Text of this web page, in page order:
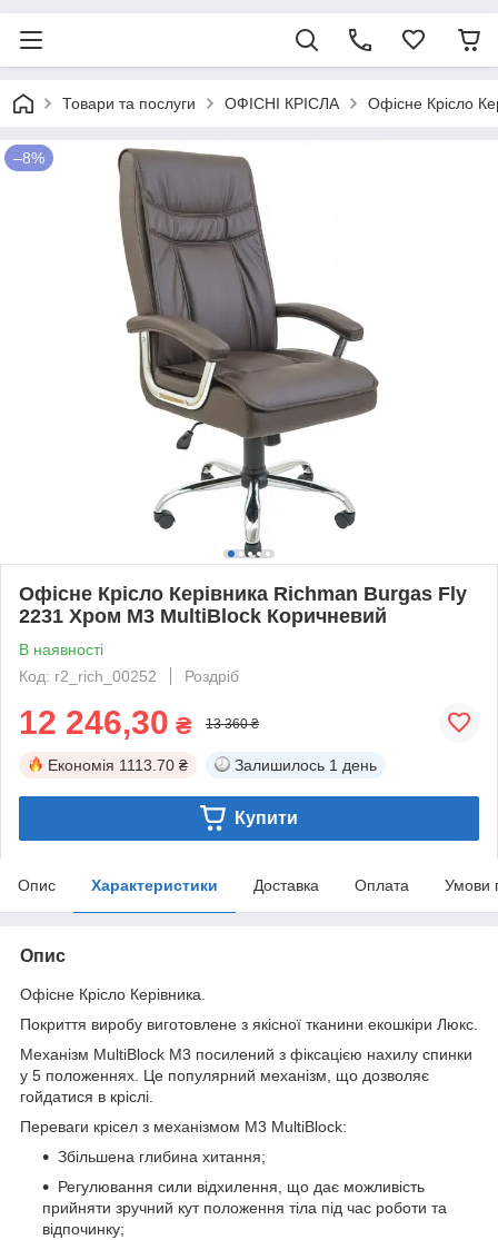
Товари та послуги ОФІСНІ КРІСЛА Офісне Крісло
–8%
Офісне Крісло Керівника Richman Burgas Fly
2231 Хром М3 MultiBlock Коричневий
В наявності
Код: r2_rich_00252
Роздріб
12 246,30 ₴ 13 360 ₴
Економія 1113.70 ₴ Залишилось 1 день
Купити
Опис Характеристики Доставка Оплата Умови
Опис
Офісне Крісло Керівника.
Покриття виробу виготовлене з якісної тканини екошкіри Люкс.
Механізм MultiBlock М3 посилений з фіксацією нахилу спинки
у 5 положеннях. Це популярний механізм, що дозволяє
гойдатися в кріслі.
Переваги крісел з механізмом M3 MultiBlock:
Збільшена глибина хитання;
Регулювання сили відхилення, що дає можливість
прийняти зручний кут положення тіла під час роботи та
відпочинку;